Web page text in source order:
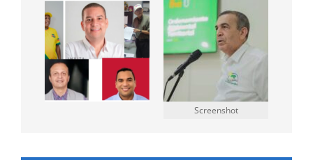
Screenshot